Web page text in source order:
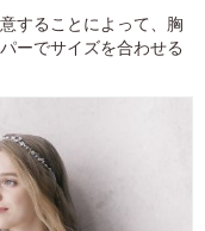
することによって、胸
ーでサイズを合わせる